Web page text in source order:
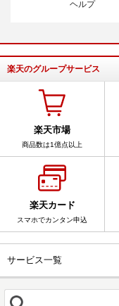
ヘルプ
楽天のグループサービス
楽天市場
商品数は1億点以上
楽天カード
スマホでカンタン申込
サービス一覧